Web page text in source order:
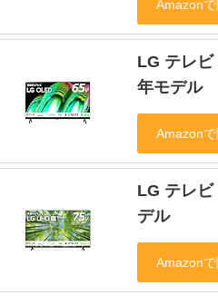
LG テレ
年モデル
LG テレ
デル